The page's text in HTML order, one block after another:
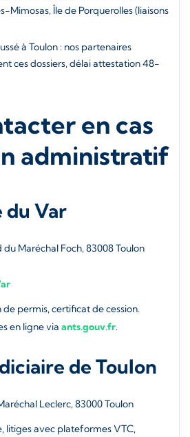
Mimosas, Île de Porquerolles (liaisons
à Toulon : nos partenaires
ces dossiers, délai attestation 48-
en cas
administratif
Var
Maréchal Foch, 83008 Toulon
de permis, certificat de cession.
en ligne via ants.gouv.fr.
de Toulon
Leclerc, 83000 Toulon
litiges avec plateformes VTC,